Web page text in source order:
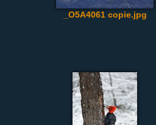
_O5A4061 copie.jpg